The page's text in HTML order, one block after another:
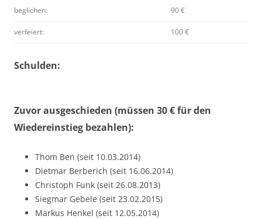
beglichen: 90 €
verfeiert: 100 €
Schulden:
Zuvor ausgeschieden (müssen 30 € für den
Wiedereinstieg bezahlen):
Thom Ben (seit 10.03.2014)
Dietmar Berberich (seit 16.06.2014)
Christoph Funk (seit 26.08.2013)
Siegmar Gebele (seit 23.02.2015)
Markus Henkel (seit 12.05.2014)